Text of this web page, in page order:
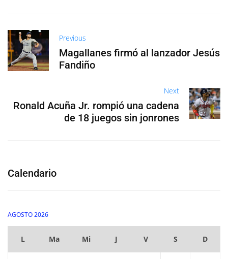
Previous
Magallanes firmó al lanzador Jesús
Fandiño
Next
Ronald Acuña Jr. rompió una cadena
de 18 juegos sin jonrones
Calendario
AGOSTO 2026
L Ma Mi J V S D